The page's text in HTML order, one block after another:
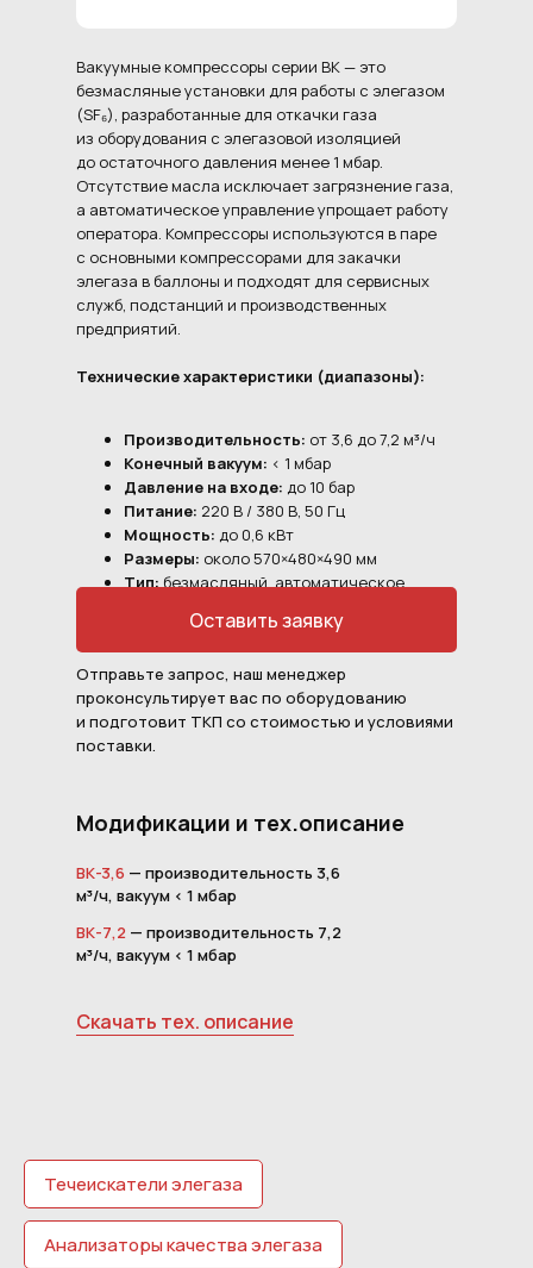
Вакуумные компрессоры серии ВК — это
безмасляные установки для работы с элегазом
(SF₆), разработанные для откачки газа
из оборудования с элегазовой изоляцией
до остаточного давления менее 1 мбар.
Отсутствие масла исключает загрязнение газа,
а автоматическое управление упрощает работу
оператора. Компрессоры используются в паре
с основными компрессорами для закачки
элегаза в баллоны и подходят для сервисных
служб, подстанций и производственных
предприятий.
Технические характеристики (диапазоны):
Производительность: от 3,6 до 7,2 м³/ч
Конечный вакуум: < 1 мбар
Давление на входе: до 10 бар
Питание: 220 В / 380 В, 50 Гц
Мощность: до 0,6 кВт
Размеры: около 570×480×490 мм
Тип:безмасляный, автоматическое
Модификации и тех.описание
Оставить заявку
Скачать тех. описание
ВК-7,2 — производительность 7,2
м³/ч, вакуум < 1 мбар
ВК-3,6 — производительность 3,6
м³/ч, вакуум < 1 мбар
Отправьте запрос, наш менеджер
проконсультирует вас по оборудованию
и подготовит ТКП со стоимостью и условиями
поставки.
Течеискатели элегаза
Анализаторы качества элегаза